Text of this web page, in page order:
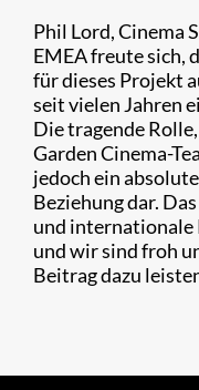
Phil Lord, Cinema
EMEA freute sich,
für dieses Projekt
seit vielen Jahren
Die tragende
Garden Cinema-
jedoch ein
Beziehung dar.
und internationale
und wir sind froh
Beitrag dazu